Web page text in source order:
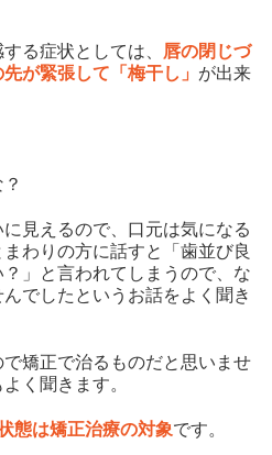
る症状としては、 唇の閉じづ
が緊張して「梅干し」 が出来
見えるので、口元は気になる
わりの方に話すと「歯並び良
」と言われてしまうので、な
でしたというお話をよく聞き
矯正で治るものだと思いませ
く聞きます。
態は矯正治療の対象です。